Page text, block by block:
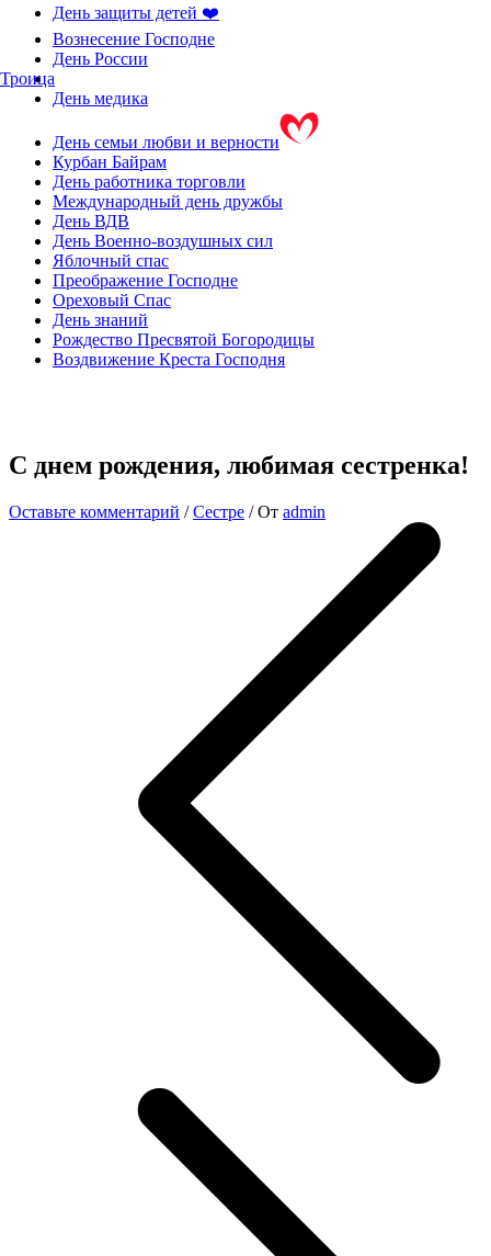
День защиты детей ❤️
Вознесение Господне
День России
Троица
День медика
День семьи любви и верности
Курбан Байрам
День работника торговли
Международный день дружбы
День ВДВ
День Военно-воздушных сил
Яблочный спас
Преображение Господне
Ореховый Спас
День знаний
Рождество Пресвятой Богородицы
Воздвижение Креста Господня
С днем рождения, любимая сестренка!
Оставьте комментарий /Сестре / От admin